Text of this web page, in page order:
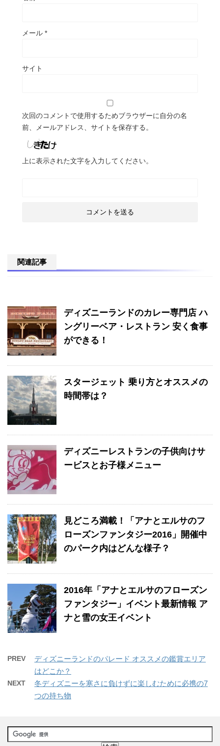
メール *
サイト
次回のコメントで使用するためブラウザーに自分の名
前、メールアドレス、サイトを保存する。
上に表示された文字を入力してください。
関連記事
ディズニーランドのカレー専門店 ハ
ングリーベア・レストラン 安く食事
ができる！
スタージェット 乗り方とオススメの
時間帯は？
ディズニーレストランの子供向けサ
ービスとお子様メニュー
見どころ満載！「アナとエルサのフ
ローズンファンタジー2016」開催中
のパーク内はどんな様子？
2016年「アナとエルサのフローズン
ファンタジー」イベント最新情報 ア
ナと雪の女王イベント
PREV
ディズニーランドのパレード オススメの鑑賞エリア
はどこか？
NEXT
冬ディズニーを寒さに負けずに楽しむために必携の7
つの持ち物